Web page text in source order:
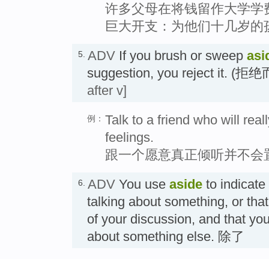
许多父母在将钱留作大学
巨大开支：为他们十几岁的
5. ADV If you brush or sweep
suggestion, you reject it. (拒
after v]
例： Talk to a friend who will
feelings.
跟一个愿意真正倾听并不
6. ADV You use aside to
talking about something, or
of your discussion, and that
about something else. 除了